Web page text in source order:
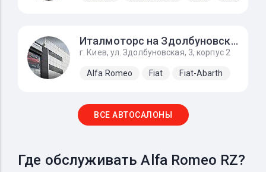
Италмоторс на Здолбуновской
г. Киев, ул. Здолбуновская, 3, корпус 2
Alfa Romeo Fiat Fiat-Abarth
ВСЕ АВТОСАЛОНЫ
Где обслуживать Alfa Romeo RZ?